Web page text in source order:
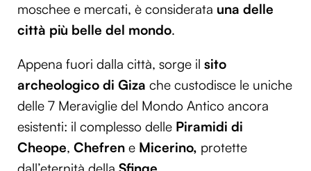
moschee e mercati, è considerata una delle
città più belle del mondo.
Appena fuori dalla città, sorge il sito
archeologico di Giza che custodisce le uniche
delle 7 Meraviglie del Mondo Antico ancora
esistenti: il complesso delle Piramidi di
Cheope, Chefren e Micerino, protette